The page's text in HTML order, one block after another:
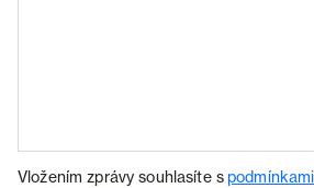
Vložením zprávy souhlasíte s